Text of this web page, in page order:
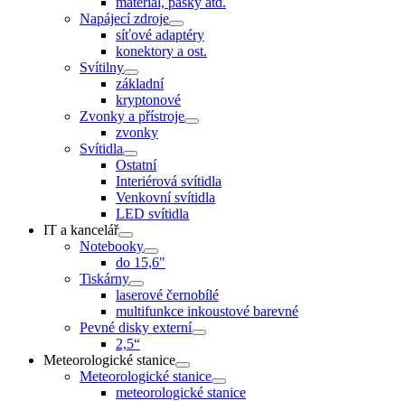
Napájecí zdroje
síťové adaptéry
konektory a ost.
Svítilny
základní
kryptonové
Zvonky a přístroje
zvonky
Svítidla
Ostatní
Interiérová svítidla
Venkovní svítidla
LED svítidla
IT a kancelář
Notebooky
do 15,6"
Tiskárny
laserové černobílé
multifunkce inkoustové barevné
Pevné disky externí
2,5“
Meteorologické stanice
Meteorologické stanice
meteorologické stanice